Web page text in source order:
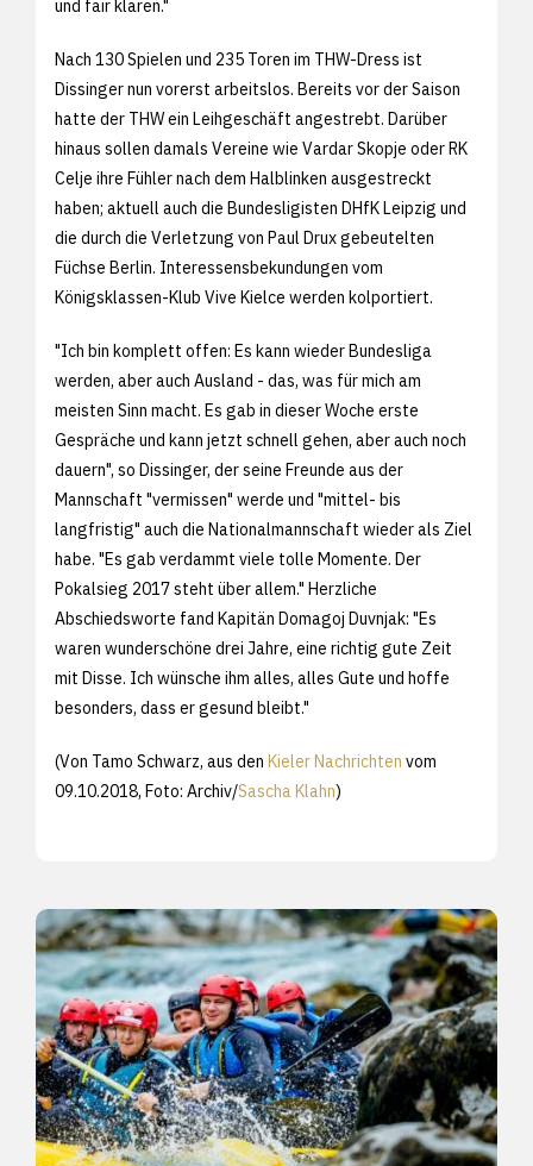
und fair klären."
Nach 130 Spielen und 235 Toren im THW-Dress ist
Dissinger nun vorerst arbeitslos. Bereits vor der Saison
hatte der THW ein Leihgeschäft angestrebt. Darüber
hinaus sollen damals Vereine wie Vardar Skopje oder RK
Celje ihre Fühler nach dem Halblinken ausgestreckt
haben; aktuell auch die Bundesligisten DHfK Leipzig und
die durch die Verletzung von Paul Drux gebeutelten
Füchse Berlin. Interessensbekundungen vom
Königsklassen-Klub Vive Kielce werden kolportiert.
"Ich bin komplett offen: Es kann wieder Bundesliga
werden, aber auch Ausland - das, was für mich am
meisten Sinn macht. Es gab in dieser Woche erste
Gespräche und kann jetzt schnell gehen, aber auch noch
dauern", so Dissinger, der seine Freunde aus der
Mannschaft "vermissen" werde und "mittel- bis
langfristig" auch die Nationalmannschaft wieder als Ziel
habe. "Es gab verdammt viele tolle Momente. Der
Pokalsieg 2017 steht über allem." Herzliche
Abschiedsworte fand Kapitän Domagoj Duvnjak: "Es
waren wunderschöne drei Jahre, eine richtig gute Zeit
mit Disse. Ich wünsche ihm alles, alles Gute und hoffe
besonders, dass er gesund bleibt."
(Von Tamo Schwarz, aus den Kieler Nachrichten vom
09.10.2018, Foto: Archiv/Sascha Klahn)